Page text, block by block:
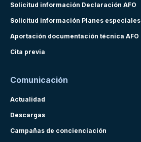
Solicitud información Declaración AFO
Solicitud información Planes especiales
Aportación documentación técnica AFO
Cita previa
Comunicación
Actualidad
Descargas
Campañas de concienciación